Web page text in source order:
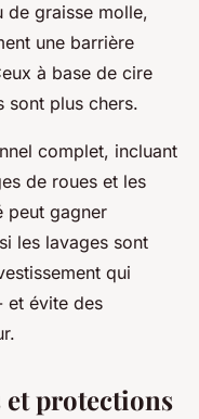
de graisse molle,
une barrière
à base de cire
sont plus chers.
complet, incluant
de roues et les
peut gagner
les lavages sont
qui
et évite des
protections